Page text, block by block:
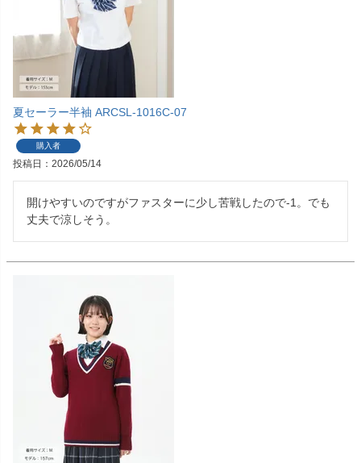
夏セーラー半袖 ARCSL-1016C-07
購入者
投稿日 2026/05/14
開けやすいのですがファスターに少し苦戦したので-1。でも
丈夫で涼しそう。